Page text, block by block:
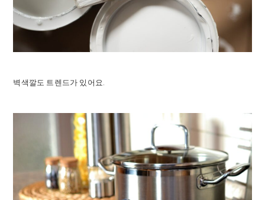
벽색깔도 트렌드가 있어요.